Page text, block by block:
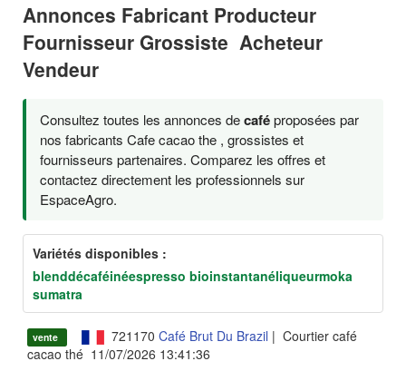
Annonces Fabricant Producteur
Fournisseur Grossiste Acheteur
Vendeur
Consultez toutes les annonces decaféproposées par
nos fabricants Cafe cacao the , grossistes et
fournisseurs partenaires. Comparez les offres et
contactez directement les professionnels sur
EspaceAgro.
Variétés disponibles :
blenddécaféinéespresso bioinstantanéliqueurmoka
sumatra
vente 721170 Café Brut Du Brazil | Courtier café
cacao thé 11/07/2026 13:41:36